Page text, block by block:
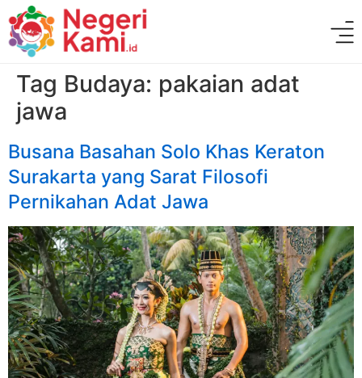
Tag Budaya: pakaian adat
jawa
Busana Basahan Solo Khas Keraton
Surakarta yang Sarat Filosofi
Pernikahan Adat Jawa